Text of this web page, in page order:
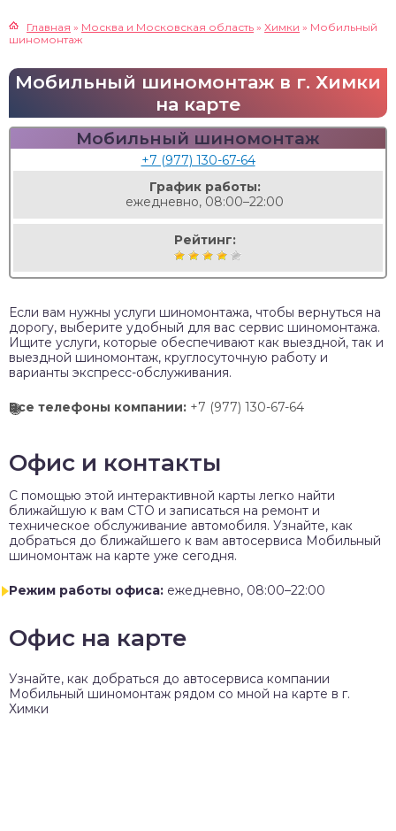
Главная » Москва и Московская область » Химки » Мобильный
шиномонтаж
Мобильный шиномонтаж в г. Химки
на карте
Мобильный шиномонтаж
+7 (977) 130-67-64
График работы:
ежедневно, 08:00–22:00
Рейтинг:
Если вам нужны услуги шиномонтажа, чтобы вернуться на
дорогу, выберите удобный для вас сервис шиномонтажа.
Ищите услуги, которые обеспечивают как выездной, так и
выездной шиномонтаж, круглосуточную работу и
варианты экспресс-обслуживания.
Все телефоны компании: +7 (977) 130-67-64
Офис и контакты
C помощью этой интерактивной карты легко найти
ближайшую к вам СТО и записаться на ремонт и
техническое обслуживание автомобиля. Узнайте, как
добраться до ближайшего к вам автосервиса Мобильный
шиномонтаж на карте уже сегодня.
Режим работы офиса: ежедневно, 08:00–22:00
Офис на карте
Узнайте, как добраться до автосервиса компании
Мобильный шиномонтаж рядом со мной на карте в г.
Химки